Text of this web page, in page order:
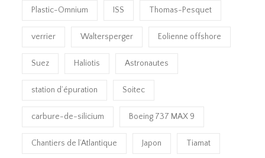
Plastic-Omnium ISS Thomas-Pesquet
verrier Waltersperger Eolienne offshore
Suez Haliotis Astronautes
station d’épuration Soitec
carbure-de-silicium Boeing 737 MAX 9
Chantiers de l’Atlantique Japon Tiamat